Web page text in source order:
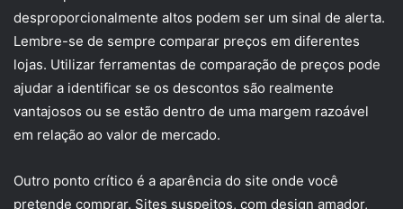
desproporcionalmente altos podem ser um sinal de alerta.
Lembre-se de sempre comparar preços em diferentes
lojas. Utilizar ferramentas de comparação de preços pode
ajudar a identificar se os descontos são realmente
vantajosos ou se estão dentro de uma margem razoável
em relação ao valor de mercado.
Outro ponto crítico é a aparência do site onde você
pretende comprar. Sites suspeitos, com design amador,